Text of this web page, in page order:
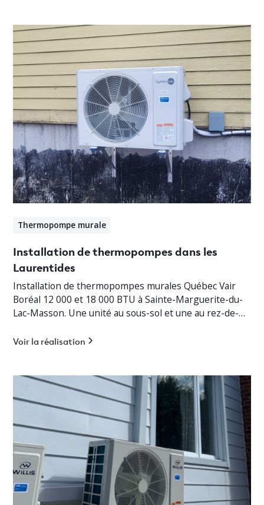
Thermopompe murale
Installation de thermopompes dans les
Laurentides
Installation de thermopompes murales Québec Vair
Boréal 12 000 et 18 000 BTU à Sainte-Marguerite-du-
Lac-Masson. Une unité au sous-sol et une au rez-de-
Voir la réalisation